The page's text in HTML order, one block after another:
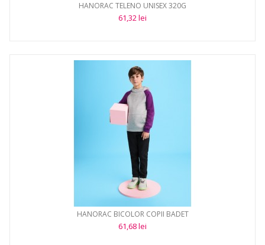
HANORAC TELENO UNISEX 320G
61,32 lei
HANORAC BICOLOR COPII BADET
61,68 lei